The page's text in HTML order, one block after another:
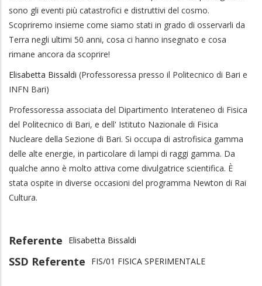
sono gli eventi più catastrofici e distruttivi del cosmo.
Scopriremo insieme come siamo stati in grado di osservarli da
Terra negli ultimi 50 anni, cosa ci hanno insegnato e cosa
rimane ancora da scoprire!
Elisabetta Bissaldi (Professoressa presso il Politecnico di Bari e
INFN Bari)
Professoressa associata del Dipartimento Interateneo di Fisica
del Politecnico di Bari, e dell' Istituto Nazionale di Fisica
Nucleare della Sezione di Bari. Si occupa di astrofisica gamma
delle alte energie, in particolare di lampi di raggi gamma. Da
qualche anno è molto attiva come divulgatrice scientifica. È
stata ospite in diverse occasioni del programma Newton di Rai
Cultura.
Referente Elisabetta Bissaldi
SSD Referente FIS/01 FISICA SPERIMENTALE